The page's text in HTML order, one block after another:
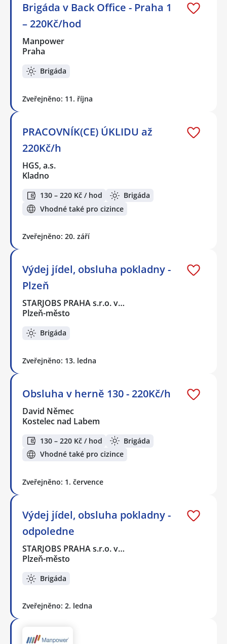
Brigáda v Back Office - Praha 1
– 220Kč/hod
Manpower
Praha
Brigáda
Zveřejněno: 11. října
PRACOVNÍK(CE) ÚKLIDU až
220Kč/h
HGS, a.s.
Kladno
130 – 220 Kč / hod
Brigáda
Vhodné také pro cizince
Zveřejněno: 20. září
Výdej jídel, obsluha pokladny -
Plzeň
STARJOBS PRAHA s.r.o. v…
Plzeň-město
Brigáda
Zveřejněno: 13. ledna
Obsluha v herně 130 - 220Kč/h
David Němec
Kostelec nad Labem
130 – 220 Kč / hod
Brigáda
Vhodné také pro cizince
Zveřejněno: 1. července
Výdej jídel, obsluha pokladny -
odpoledne
STARJOBS PRAHA s.r.o. v…
Plzeň-město
Brigáda
Zveřejněno: 2. ledna